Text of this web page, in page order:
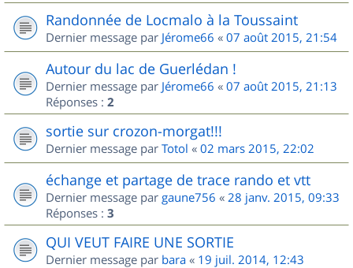
Randonnée de Locmalo à la Toussaint
Dernier message par Jérome66 « 07 août 2015, 21:54
Autour du lac de Guerlédan !
Dernier message par Jérome66 « 07 août 2015, 21:13
Réponses : 2
sortie sur crozon-morgat!!!
Dernier message par Totol « 02 mars 2015, 22:02
échange et partage de trace rando et vtt
Dernier message par gaune756 « 28 janv. 2015, 09:33
Réponses : 3
QUI VEUT FAIRE UNE SORTIE
Dernier message par bara « 19 juil. 2014, 12:43